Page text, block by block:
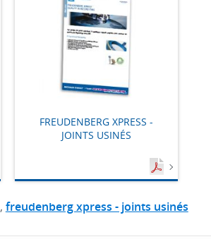
FREUDENBERG XPRESS -
JOINTS USINÉS
, freudenberg xpress - joints usinés